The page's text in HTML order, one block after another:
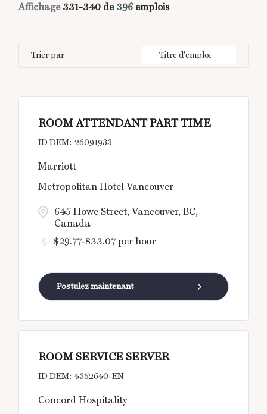
Information Technology
Germany 5
BC 1
Brussel 1
California 7
Bali
Bangkok 14
Barcelona 2
Bengaluru 6
Boston
Temps partiel
Affichage 331-340 de 396 emplois
Trier par Titre d'emploi
ROOM ATTENDANT PART TIME
26091933
645 Howe Street, Vancouver, BC,
Canada
Marriott
Metropolitan Hotel Vancouver
$29.77-$33.07 per hour
Postulez maintenant
ROOM SERVICE SERVER
4352640-EN
Concord Hospitality